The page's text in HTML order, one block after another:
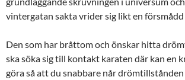
vintergatan sakta vrider sig likt en
Den som har bråttom och önskar hitta
ska söka sig till kontakt karaten där kan en
göra så att du snabbare når